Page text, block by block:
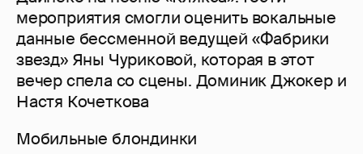
мероприятия смогли оценить вокальные
данные бессменной ведущей «Фабрики
звезд» Яны Чуриковой, которая в этот
вечер спела со сцены. Доминик Джокер и
Настя Кочеткова
Мобильные блондинки